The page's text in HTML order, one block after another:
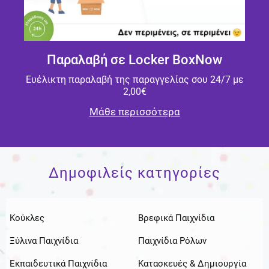
Παραλαβή σε Locker BoxNow
Ευέλικτη παραλαβή της παραγγελίας σου 24/7 με
2,00€
Μάθε περισσότερα
Δημοφιλείς κατηγορίες
Κούκλες Βρεφικά Παιχνίδια
Ξύλινα Παιχνίδια Παιχνίδια Ρόλων
Εκπαιδευτικά Παιχνίδια Κατασκευές & Δημιουργία